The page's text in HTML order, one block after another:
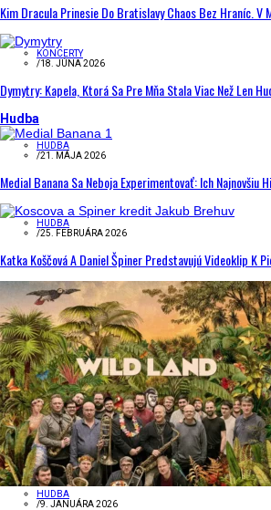
Kim Dracula Prinesie Do Bratislavy Chaos Bez Hraníc.
KONCERTY
/18. JÚNA 2026
Dymytry: Kapela, Ktorá Sa Pre Mňa Stala Viac Než Len
Hudba
HUDBA
/21. MÁJA 2026
Medial Banana Sa Neboja Experimentovať: Ich
HUDBA
/25. FEBRUÁRA 2026
Katka Koščová A Daniel Špiner Predstavujú Videoklip K
HUDBA
/9. JANUÁRA 2026